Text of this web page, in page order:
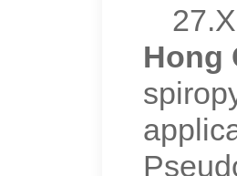
Hong